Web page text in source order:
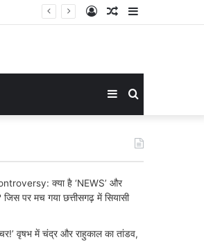
Sidebar
Random
Log
Search
for
Sidebar
क्या है ‘NEWS’ और
पर मच गया छत्तीसगढ़ में सियासी
वृषभ में चंद्र और राहुकाल का तांडव,